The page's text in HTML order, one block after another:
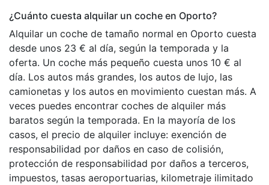
¿Cuánto cuesta alquilar un coche en Oporto?
Alquilar un coche de tamaño normal en Oporto cuesta
desde unos 23 € al día, según la temporada y la
oferta. Un coche más pequeño cuesta unos 10 € al
día. Los autos más grandes, los autos de lujo, las
camionetas y los autos en movimiento cuestan más. A
veces puedes encontrar coches de alquiler más
baratos según la temporada. En la mayoría de los
casos, el precio de alquiler incluye: exención de
responsabilidad por daños en caso de colisión,
protección de responsabilidad por daños a terceros,
impuestos, tasas aeroportuarias, kilometraje ilimitado